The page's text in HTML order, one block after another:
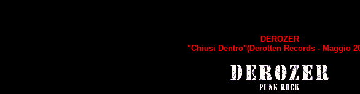
DEROZER
"Chiusi Dentro"(Derotten Records - Maggio